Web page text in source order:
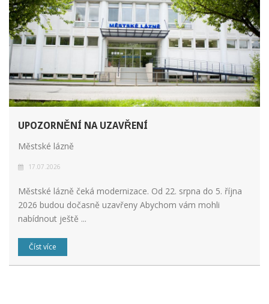
UPOZORNĚNÍ NA UZAVŘENÍ
Městské lázně
17.07.2026
Městské lázně čeká modernizace. Od 22. srpna do 5. října
2026 budou dočasně uzavřeny Abychom vám mohli
nabídnout ještě ...
Číst více